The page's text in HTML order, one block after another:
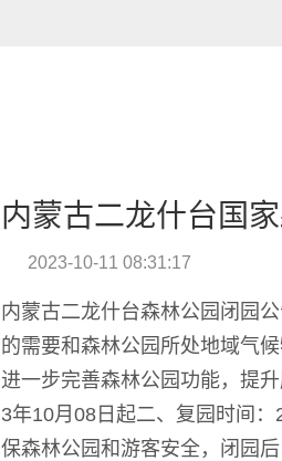
内蒙古二龙什台国
2023-10-11 08:31:17
内蒙古二龙什台森林公园闭园
的需要和森林公园所处地域气
进一步完善森林公园功能，提
3年10月08日起二、复园时间
保森林公园和游客安全，闭园